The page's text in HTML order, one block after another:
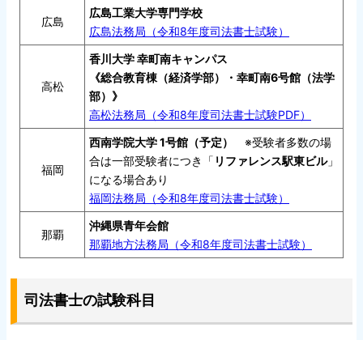
広島
広島工業大学専門学校
広島法務局（令和8年度司法書士試験）
高松
香川大学 幸町南キャンパス
《総合教育棟（経済学部）・幸町南6号館（法学
部）》
高松法務局（令和8年度司法書士試験PDF）
福岡
西南学院大学 1号館（予定）
※受験者多数の場
合は一部受験者につき「 リファレンス駅東ビル」
になる場合あり
福岡法務局（令和8年度司法書士試験）
那覇
沖縄県青年会館
那覇地方法務局（令和8年度司法書士試験）
司法書士の試験科目